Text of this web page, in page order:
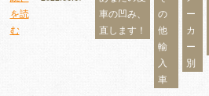
を読
む
車の凹み、
直します！
の
他
輸
入
車
ー
カ
ー
別